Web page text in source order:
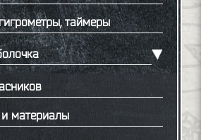
таймеры
материалы